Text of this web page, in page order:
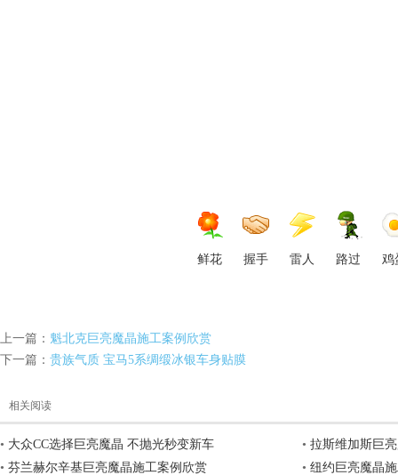
鲜花 握手 雷人 路过 鸡
上一篇： 魁北克巨亮魔晶施工案例欣赏
下一篇： 贵族气质 宝马5系绸缎冰银车身贴膜
相关阅读
• 大众CC选择巨亮魔晶 不抛光秒变新车 • 拉斯维加斯巨
• 芬兰赫尔辛基巨亮魔晶施工案例欣赏 • 纽约巨亮魔晶